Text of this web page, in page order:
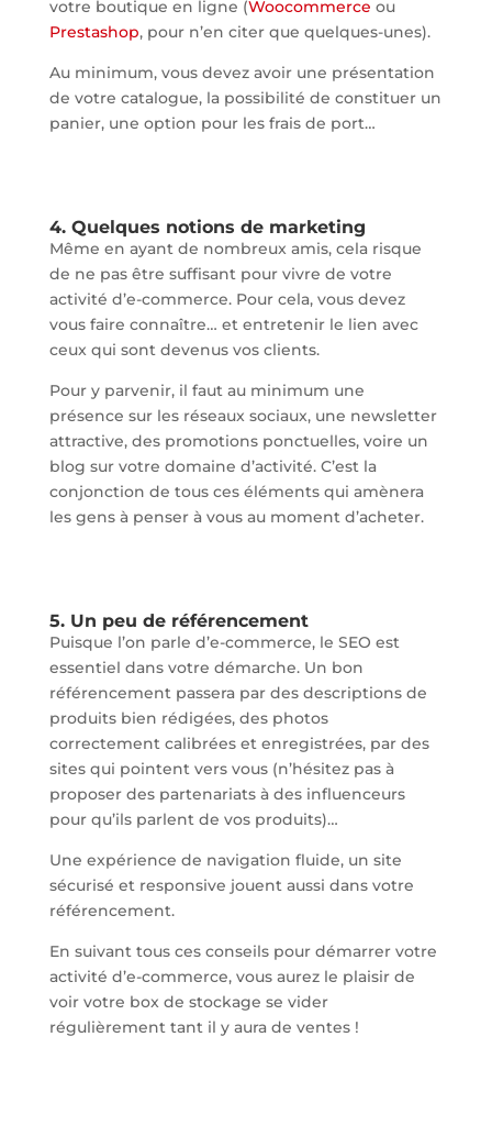
votre boutique en ligne (Woocommerce ou
Prestashop, pour n’en citer que quelques-unes).
Au minimum, vous devez avoir une présentation
de votre catalogue, la possibilité de constituer un
panier, une option pour les frais de port…
4. Quelques notions de marketing
Même en ayant de nombreux amis, cela risque
de ne pas être suffisant pour vivre de votre
activité d’e-commerce. Pour cela, vous devez
vous faire connaître… et entretenir le lien avec
ceux qui sont devenus vos clients.
Pour y parvenir, il faut au minimum une
présence sur les réseaux sociaux, une newsletter
attractive, des promotions ponctuelles, voire un
blog sur votre domaine d’activité. C’est la
conjonction de tous ces éléments qui amènera
les gens à penser à vous au moment d’acheter.
5. Un peu de référencement
Puisque l’on parle d’e-commerce, le SEO est
essentiel dans votre démarche. Un bon
référencement passera par des descriptions de
produits bien rédigées, des photos
correctement calibrées et enregistrées, par des
sites qui pointent vers vous (n’hésitez pas à
proposer des partenariats à des influenceurs
pour qu’ils parlent de vos produits)…
Une expérience de navigation fluide, un site
sécurisé et responsive jouent aussi dans votre
référencement.
En suivant tous ces conseils pour démarrer votre
activité d’e-commerce, vous aurez le plaisir de
voir votre box de stockage se vider
régulièrement tant il y aura de ventes !